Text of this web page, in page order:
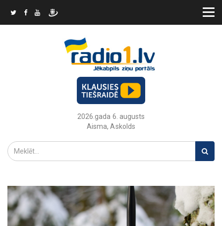
2026.gada 6. augusts
Aisma, Askolds